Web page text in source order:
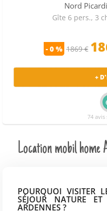
Nord
Gîte 6 pers., 3
- 0 % 1869 €
+
74 avis
Location mobil home
POURQUOI VISITER
SÉJOUR NATURE
ARDENNES ?